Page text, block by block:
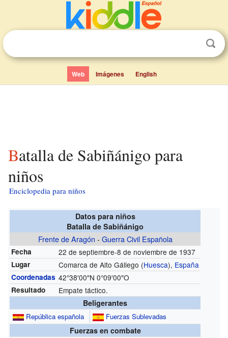
Web Imágenes English
Batalla de Sabiñánigo para
niños
Enciclopedia para niños
Datos para niños
Batalla de Sabiñánigo
Frente de Aragón - Guerra Civil Española
Fecha 22 de septiembre-8 de noviembre de 1937
Lugar Comarca de Alto Gállego (Huesca), España
Coordenadas 42°38′00″N 0°09′00″O
Resultado
Empate táctico.
Beligerantes
República española Fuerzas Sublevadas
Fuerzas en combate